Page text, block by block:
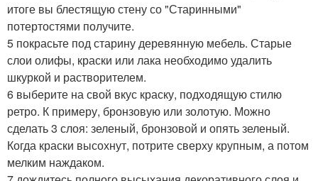
итоге вы блестящую стену со "Старинными"
потертостями получите.
5 покрасьте под старину деревянную мебель. Старые
слои олифы, краски или лака необходимо удалить
шкуркой и растворителем.
6 выберите на свой вкус краску, подходящую стилю
ретро. К примеру, бронзовую или золотую. Можно
сделать 3 слоя: зеленый, бронзовой и опять зеленый.
Когда краски высохнут, потрите сверху крупным, а потом
мелким наждаком.